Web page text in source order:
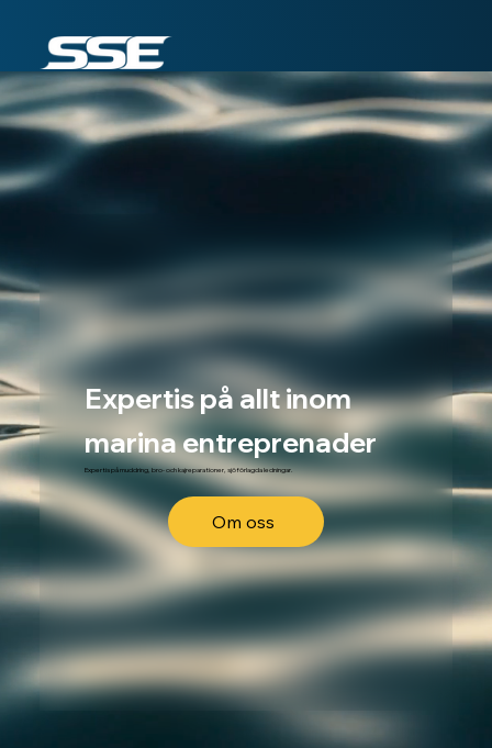
Expertis på allt inom
marina entreprenader
Expertis på muddring, bro- och kajreparationer, sjöförlagda ledningar.
Om oss